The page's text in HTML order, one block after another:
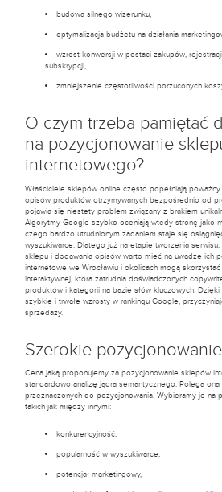
budowa silnego wizerunku,
optymalizacja budżetu na działania
wzrost konwersji w postaci zakupów,
subskrypcji,
zmniejszenie częstotliwości porzuconych
O czym trzeba pamiętać
na pozycjonowanie
internetowego?
Właściciele sklepów online często popełniają
opisów produktów otrzymywanych bezpośrednio od
pojawia się niestety problem związany z brakiem
Algorytmy Google szybko oceniają wtedy stronę jako
czego bardzo utrudnionym zadaniem staje się
wyszukiwarce. Dlatego już na etapie tworzenia
sklepu i dodawania opisów warto mieć na uwadze ich
internetowe we Wrocławiu i okolicach mogą
interaktywnej, która zatrudnia doświadczonych
produktów i kategorii na bazie słów kluczowych.
szybkie i trwałe wzrosty w rankingu Google,
sprzedaży.
Szerokie
Cena jaką proponujemy za pozycjonowanie sklepów
standardowo analizę jądra semantycznego. Polega
przeznaczonych do pozycjonowania. Wybieramy je na
takich jak między innymi:
konkurencyjność,
popularność w wyszukiwarce,
potencjał marketingowy,